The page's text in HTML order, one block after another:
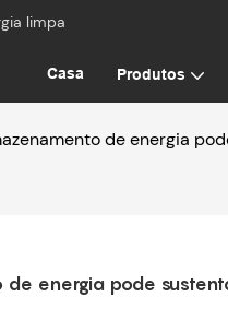
limpa
Casa Produtos
de energia
energia pode